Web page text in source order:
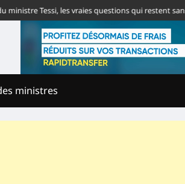
les vraies questions qui restent sans réponse
ministres